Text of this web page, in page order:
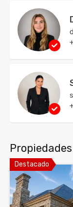
Destacado